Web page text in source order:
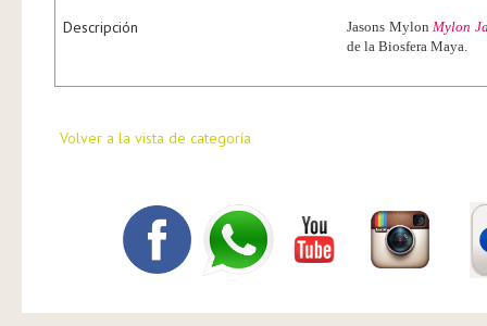
Descripción Jasons Mylon Mylon
de la Biosfera Maya.
Volver a la vista de categoría